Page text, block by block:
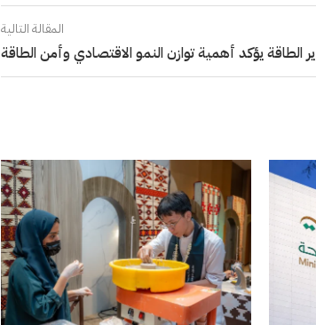
المقالة التالية
الطاقة يؤكد أهمية توازن النمو الاقتصادي وأمن الطاقة